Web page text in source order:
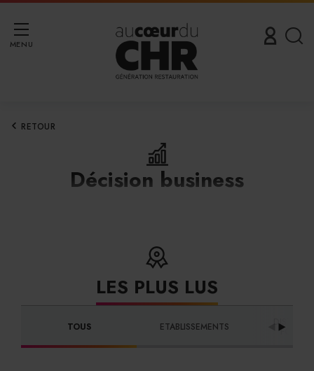
MENU
RETOUR
Décision business
LES PLUS LUS
TOUS ETABLISSEMENTS